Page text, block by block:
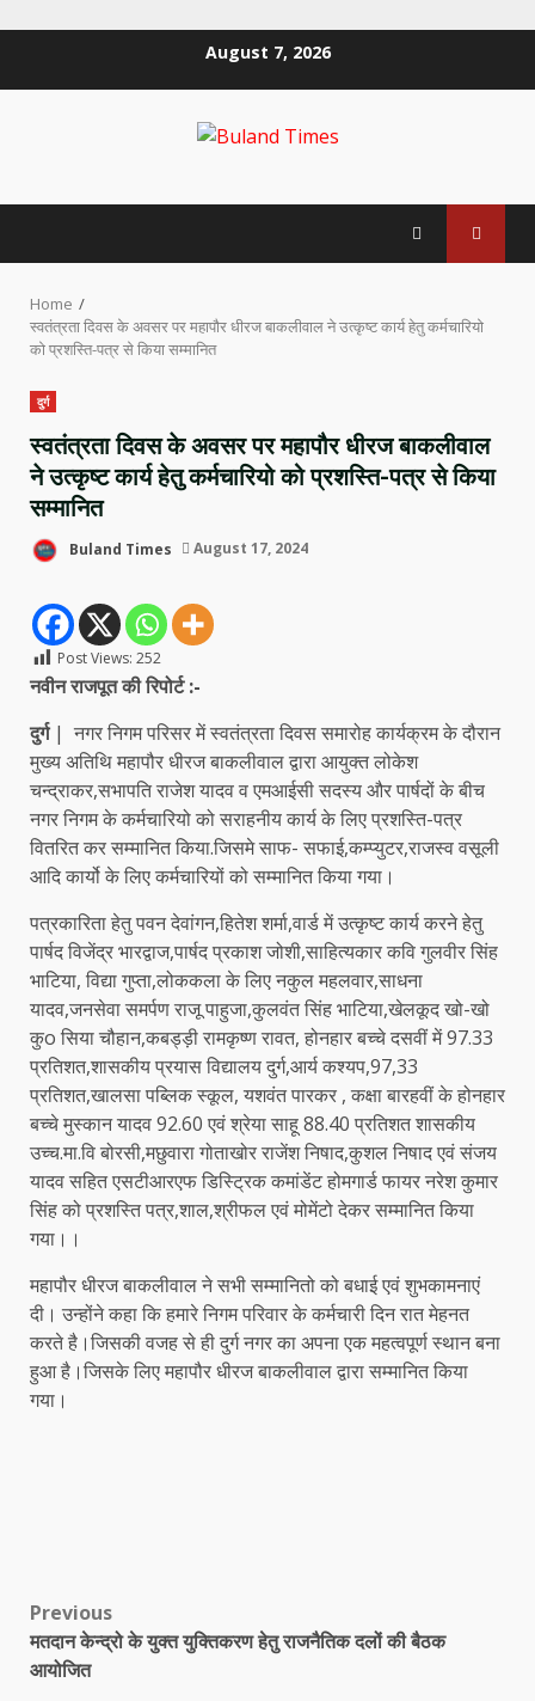
August 7, 2026
Home
स्वतंत्रता दिवस के अवसर पर महापौर धीरज बाकलीवाल ने उत्कृष्ट कार्य हेतु कर्मचारियो
को प्रशस्ति-पत्र से किया सम्मानित
दुर्ग
स्वतंत्रता दिवस के अवसर पर महापौर धीरज बाकलीवाल
ने उत्कृष्ट कार्य हेतु कर्मचारियो को प्रशस्ति-पत्र से किया
सम्मानित
Buland Times August 17, 2024
Post Views: 252
नवीन राजपूत की रिपोर्ट :-
दुर्ग| नगर निगम परिसर में स्वतंत्रता दिवस समारोह कार्यक्रम के दौरान
मुख्य अतिथि महापौर धीरज बाकलीवाल द्वारा आयुक्त लोकेश
चन्द्राकर,सभापति राजेश यादव व एमआईसी सदस्य और पार्षदों के बीच
नगर निगम के कर्मचारियो को सराहनीय कार्य के लिए प्रशस्ति-पत्र
वितरित कर सम्मानित किया.जिसमे साफ- सफाई,कम्प्युटर,राजस्व वसूली
आदि कार्यो के लिए कर्मचारियों को सम्मानित किया गया।
पत्रकारिता हेतु पवन देवांगन,हितेश शर्मा,वार्ड में उत्कृष्ट कार्य करने हेतु
पार्षद विजेंद्र भारद्वाज,पार्षद प्रकाश जोशी,साहित्यकार कवि गुलवीर सिंह
भाटिया, विद्या गुप्ता,लोककला के लिए नकुल महलवार,साधना
यादव,जनसेवा समर्पण राजू पाहुजा,कुलवंत सिंह भाटिया,खेलकूद खो-खो
कुo सिया चौहान,कबड्ड़ी रामकृष्ण रावत, होनहार बच्चे दसवीं में 97.33
प्रतिशत,शासकीय प्रयास विद्यालय दुर्ग,आर्य कश्यप,97,33
प्रतिशत,खालसा पब्लिक स्कूल, यशवंत पारकर , कक्षा बारहवीं के होनहार
बच्चे मुस्कान यादव 92.60 एवं श्रेया साहू 88.40 प्रतिशत शासकीय
उच्च.मा.वि बोरसी,मछुवारा गोताखोर राजेंश निषाद,कुशल निषाद एवं संजय
यादव सहित एसटीआरएफ डिस्ट्रिक कमांडेंट होमगार्ड फायर नरेश कुमार
सिंह को प्रशस्ति पत्र,शाल,श्रीफल एवं मोमेंटो देकर सम्मानित किया
गया।।
महापौर धीरज बाकलीवाल ने सभी सम्मानितो को बधाई एवं शुभकामनाएं
दी। उन्होंने कहा कि हमारे निगम परिवार के कर्मचारी दिन रात मेहनत
करते है।जिसकी वजह से ही दुर्ग नगर का अपना एक महत्वपूर्ण स्थान बना
हुआ है।जिसके लिए महापौर धीरज बाकलीवाल द्वारा सम्मानित किया
गया।
Post
navigation
Previous
मतदान केन्द्रो के युक्त युक्तिकरण हेतु राजनैतिक दलों की बैठक
आयोजित